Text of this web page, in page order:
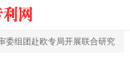
委组团赴欧专局开展联合研究